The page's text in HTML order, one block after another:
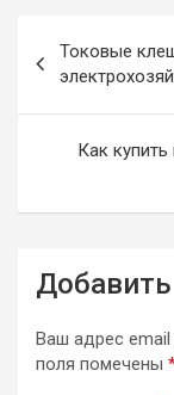
по
записям
Токовые
Как
Ваш адрес email
поля помечены